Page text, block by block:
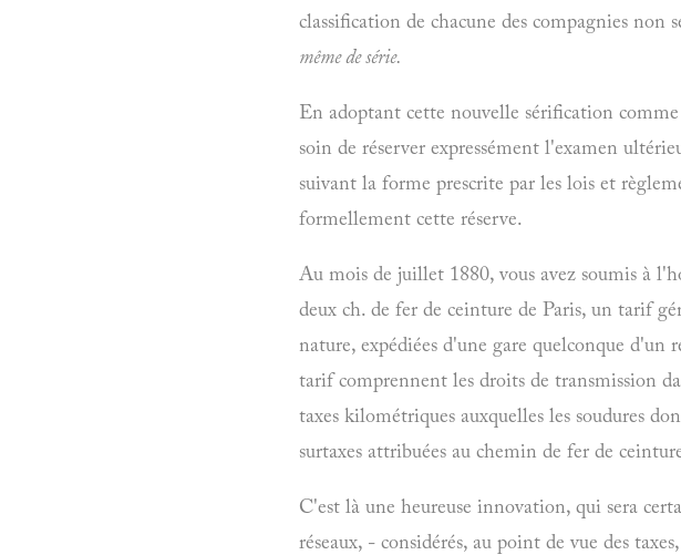
classification de chacune des compagnies
même de série.
En adoptant cette nouvelle sérification
soin de réserver expressément l'examen
suivant la forme prescrite par les lois et
formellement cette réserve.
Au mois de juillet 1880, vous avez soumis à
deux ch. de fer de ceinture de Paris, un tarif
nature, expédiées d'une gare quelconque d'un
tarif comprennent les droits de transmission
taxes kilométriques auxquelles les soudures
surtaxes attribuées au chemin de fer de
C'est là une heureuse innovation, qui sera
réseaux, - considérés, au point de vue des